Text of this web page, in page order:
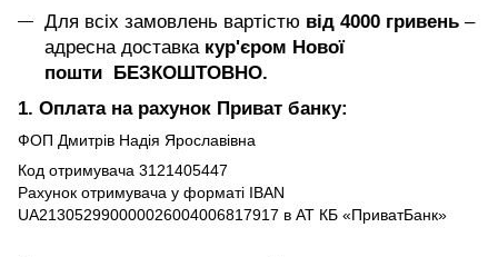
Для всіх замовлень вартістю від 4000 гривень –
адресна доставка кур'єром Нової
пошти БЕЗКОШТОВНО.
1. Оплата на рахунок Приват банку:
ФОП Дмитрів Надія Ярославівна
Код отримувача 3121405447
Рахунок отримувача у форматі IBAN
UA213052990000026004006817917 в АТ КБ «ПриватБанк»